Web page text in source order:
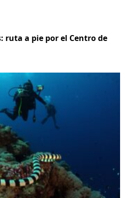
ruta a pie por el Centro de